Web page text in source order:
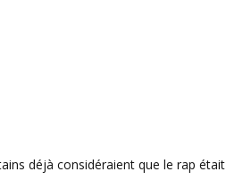
déjà considéraient que le rap était